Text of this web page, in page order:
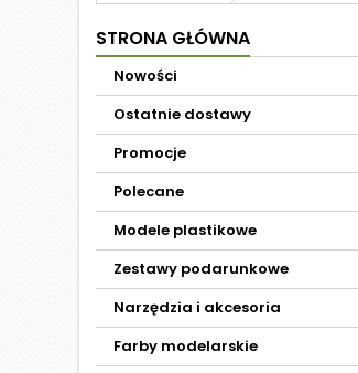
STRONA GŁÓWNA
Nowości
Ostatnie dostawy
Promocje
Polecane
Modele plastikowe
Zestawy podarunkowe
Narzędzia i akcesoria
Farby modelarskie